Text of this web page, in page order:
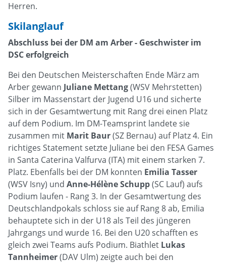
Herren.
Skilanglauf
Abschluss bei der DM am Arber - Geschwister im
DSC erfolgreich
Bei den Deutschen Meisterschaften Ende März am
Arber gewann Juliane Mettang(WSV Mehrstetten)
Silber im Massenstart der Jugend U16 und sicherte
sich in der Gesamtwertung mit Rang drei einen Platz
auf dem Podium. Im DM-Teamsprint landete sie
zusammen mit Marit Baur(SZ Bernau) auf Platz 4. Ein
richtiges Statement setzte Juliane bei den FESA Games
in Santa Caterina Valfurva (ITA) mit einem starken 7.
Platz. Ebenfalls bei der DM konnten Emilia Tasser
(WSV Isny) und Anne-Hélène Schupp(SC Lauf) aufs
Podium laufen - Rang 3. In der Gesamtwertung des
Deutschlandpokals schloss sie auf Rang 8 ab, Emilia
behauptete sich in der U18 als Teil des jüngeren
Jahrgangs und wurde 16. Bei den U20 schafften es
gleich zwei Teams aufs Podium. Biathlet Lukas
Tannheimer(DAV Ulm) zeigte auch bei den